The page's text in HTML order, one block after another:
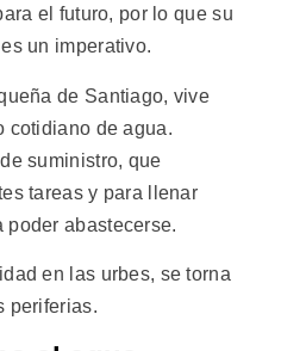
el futuro, por lo que su
un imperativo.
de Santiago, vive
cotidiano de agua.
suministro, que
tareas y para llenar
poder abastecerse.
en las urbes, se torna
periferias.